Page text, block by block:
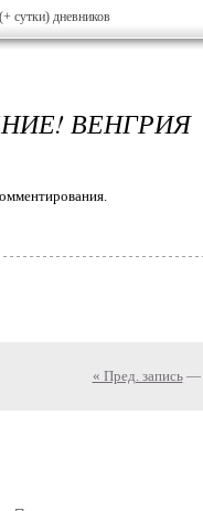
сутки) дневников
ВЕНГРИЯ
« Пред. запись—